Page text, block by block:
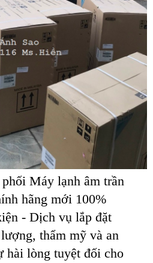
Máy lạnh âm trần
hãng mới 100%
- Dịch vụ lắp đặt
thẩm mỹ và an
hài lòng tuyệt đối cho